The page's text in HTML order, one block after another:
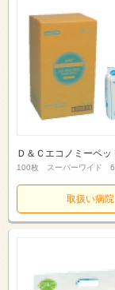
Ｄ＆Ｃエコノミーペッ
100枚 スーパーワイド
取扱い病院